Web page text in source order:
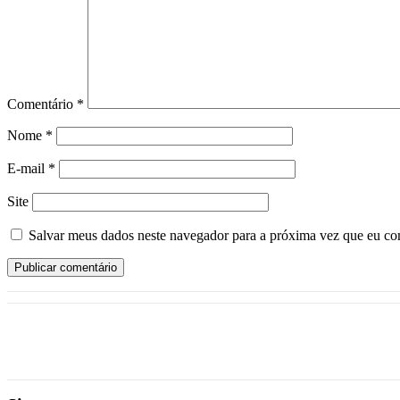
Comentário *
Nome *
E-mail *
Site
Salvar meus dados neste navegador para a próxima vez que eu